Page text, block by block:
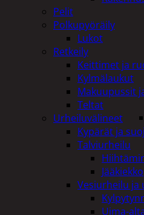
Pelit
Polkupyöräily
Lukot
Retkeily
Keittimet ja
Kylmälaukut
Makuupussit
Teltat
Urheiluvälineet
Kypärät ja
Talviurheilu
Jääkiekko
Vesiurheilu ja
Uima-